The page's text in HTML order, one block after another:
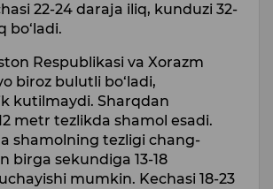
22-24 daraja iliq, kunduzi 32-
bo‘ladi.
Respublikasi va Xorazm
biroz bulutli bo‘ladi,
kutilmaydi. Sharqdan
metr tezlikda shamol esadi.
shamolning tezligi chang-
birga sekundiga 13-18
mumkin. Kechasi 18-23